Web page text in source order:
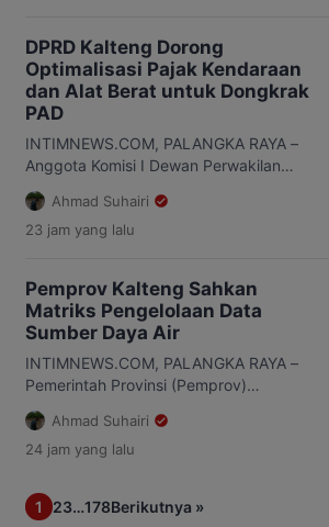
Predikat itu menjadi pengakuan
internasional atas kualitas pelayanan
stroke yang diterapkan rumah sakit
milik Pemerintah Provinsi (Pemprov)
Kalimantan Tengah (Kalteng) tersebut.
Pelaksana Tugas (Plt) Direktur […]
DPRD Kalteng Dorong
Optimalisasi Pajak Kendaraan
dan Alat Berat untuk Dongkrak
PAD
INTIMNEWS.COM, PALANGKA RAYA –
Anggota Komisi I Dewan Perwakilan
Rakyat Daerah (DPRD) Kalimantan
Tengah (Kalteng), Yohanes Freddy
Ering, meminta Pemerintah Provinsi
dari Pajak Kendaraan Bermotor (PKB),
Bea Balik Nama Kendaraan Bermotor
(BBNKB), dan pajak alat berat. Freddy
mengatakan, masih banyak wajib pajak
kendaraan yang belum memenuhi
kewajibannya. Kondisi […]
Ahmad Suhairi
23 jam yang lalu
Pemprov Kalteng Sahkan
Matriks Pengelolaan Data
Sumber Daya Air
INTIMNEWS.COM, PALANGKA RAYA –
Pemerintah Provinsi (Pemprov)
Kalimantan Tengah (Kalteng) melalui
Tim Koordinasi Pengelolaan Sumber
Daya Air (TKPSDA) Wilayah Sungai
Kendawangan mengesahkan matriks
tindak lanjut Pengelolaan Sistem
Ahmad Suhairi
24 jam yang lalu
1 23…178Berikutnya »